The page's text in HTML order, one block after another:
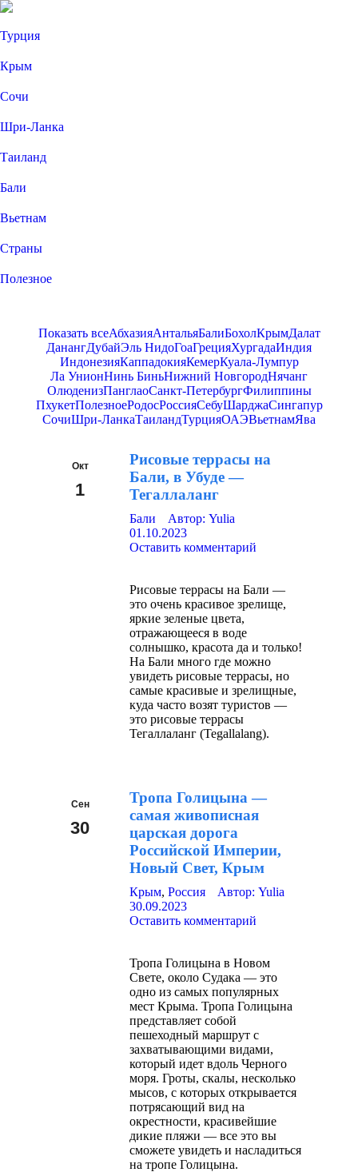
Турция
Крым
Сочи
Шри-Ланка
Таиланд
Бали
Вьетнам
Страны
Полезное
Показать всеАбхазияАнтальяБалиБохолКрымДалат
ДанангДубайЭль НидоГоаГрецияХургадаИндия
ИндонезияКаппадокияКемерКуала-Лумпур
Ла УнионНинь БиньНижний НовгородНячанг
ОлюденизПанглаоСанкт-ПетербургФилиппины
ПхукетПолезноеРодосРоссияСебуШарджаСингапур
СочиШри-ЛанкаТаиландТурцияОАЭВьетнамЯва
Окт
1
Рисовые террасы на
Бали, в Убуде —
Тегаллаланг
Бали Автор: Yulia
01.10.2023
Оставить комментарий
Рисовые террасы на Бали —
это очень красивое зрелище,
яркие зеленые цвета,
отражающееся в воде
солнышко, красота да и только!
На Бали много где можно
увидеть рисовые террасы, но
самые красивые и зрелищные,
куда часто возят туристов —
это рисовые террасы
Тегаллаланг (Tegallalang).
Сен
30
Тропа Голицына —
самая живописная
царская дорога
Российской Империи,
Новый Свет, Крым
Крым, Россия Автор: Yulia
30.09.2023
Оставить комментарий
Тропа Голицына в Новом
Свете, около Судака — это
одно из самых популярных
мест Крыма. Тропа Голицына
представляет собой
пешеходный маршрут с
захватывающими видами,
который идет вдоль Черного
моря. Гроты, скалы, несколько
мысов, с которых открывается
потрясающий вид на
окрестности, красивейшие
дикие пляжи — все это вы
сможете увидеть и насладиться
на тропе Голицына.